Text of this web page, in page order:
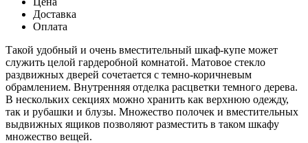
Доставка
Оплата
Такой удобный и очень вместительный шкаф-купе может
служить целой гардеробной комнатой. Матовое стекло
раздвижных дверей сочетается с темно-коричневым
обрамлением. Внутренняя отделка расцветки темного дерева.
В нескольких секциях можно хранить как верхнюю одежду,
так и рубашки и блузы. Множество полочек и вместительных
выдвижных ящиков позволяют разместить в таком шкафу
множество вещей.